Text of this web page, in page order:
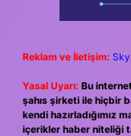
Reklam ve İletişim:
Yasal Uyarı: Bu
şahıs şirketi ile hiçbir
kendi hazırladığımız
içerikler haber niteliği